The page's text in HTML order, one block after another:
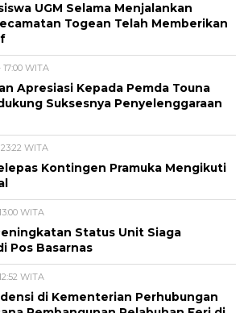
UGM Selama Menjalankan
Togean Telah Memberikan
WITA
Apresiasi Kepada Pemda Touna
Suksesnya Penyelenggaraan
WITA
Kontingen Pramuka Mengikuti
WITA
Status Unit Siaga
Pos Basarnas
WITA
di Kementerian Perhubungan